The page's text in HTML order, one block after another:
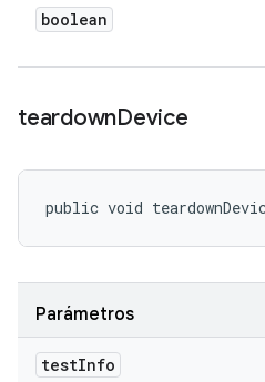
boolean
teardownDevice
public void
Parámetros
testInfo